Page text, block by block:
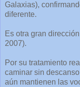
Galaxias),
diferente.
Es otra gran
2007).
Por su tratamiento
caminar sin
aún mantienen las